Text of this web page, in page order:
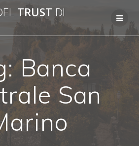
al
TRUST DI
Banca
San